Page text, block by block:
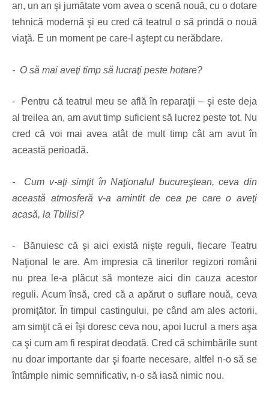
an, un an şi jumătate vom avea o scenă nouă, cu o dotare
tehnică modernă şi eu cred că teatrul o să prindă o nouă
viaţă. E un moment pe care-l aştept cu nerăbdare.
- O să mai aveţi timp să lucraţi peste hotare?
- Pentru că teatrul meu se află în reparaţii – şi este deja
al treilea an, am avut timp suficient să lucrez peste tot. Nu
cred că voi mai avea atât de mult timp cât am avut în
această perioadă.
- Cum v-aţi simţit în Naţionalul bucureştean, ceva din
această atmosferă v-a amintit de cea pe care o aveţi
acasă, la Tbilisi?
- Bănuiesc că şi aici există nişte reguli, fiecare Teatru
Naţional le are. Am impresia că tinerilor regizori români
nu prea le-a plăcut să monteze aici din cauza acestor
reguli. Acum însă, cred că a apărut o suflare nouă, ceva
promiţător. În timpul castingului, pe când am ales actorii,
am simţit că ei îşi doresc ceva nou, apoi lucrul a mers aşa
ca şi cum am fi respirat deodată. Cred că schimbările sunt
nu doar importante dar şi foarte necesare, altfel n-o să se
întâmple nimic semnificativ, n-o să iasă nimic nou.